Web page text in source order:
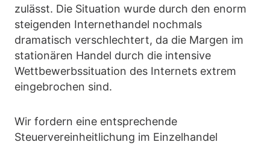
zulässt. Die Situation wurde durch den enorm
steigenden Internethandel nochmals
dramatisch verschlechtert, da die Margen im
stationären Handel durch die intensive
Wettbewerbssituation des Internets extrem
eingebrochen sind.
Wir fordern eine entsprechende
Steuervereinheitlichung im Einzelhandel